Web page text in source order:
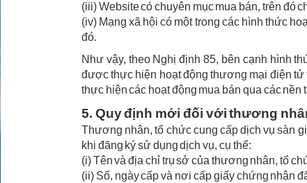
(iii) Website có chuyên mục mua bán, trên đó
(iv) Mạng xã hội có một trong các hình thức
đó.
Như vậy, theo Nghị định 85, bên cạnh hình
được thực hiện hoạt động thương mại điện tử
thực hiện các hoạt động mua bán qua các
5. Quy định mới đối với thương
Thương nhân, tổ chức cung cấp dịch vụ sàn
khi đăng ký sử dụng dịch vụ, cụ thể:
(i) Tên và địa chỉ trụ sở của thương nhân, tổ
(ii) Số, ngày cấp và nơi cấp giấy chứng nhận